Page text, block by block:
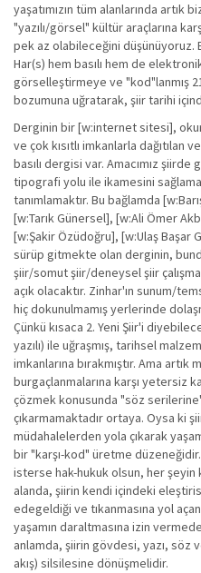
yaşatımızın tüm alanlarında artık
"yazılı/görsel" kültür araçlarına
pek az olabileceğini düşünüyoruz.
Har(s) hem basılı hem de
görselleştirmeye ve "kod"lanmış 21.
bozumuna uğratarak, şiir tarihi
Derginin bir [w:internet sitesi],
ve çok kısıtlı imkanlarla
basılı dergisi var. Amacımız
tipografi yolu ile ikamesini
tanımlamaktır. Bu bağlamda
[w:Tarık Günersel], [w:Ali Ömer
[w:Şakir Özüdoğru], [w:Ulaş Başar
sürüp gitmekte olan derginin,
şiir/somut şiir/deneysel şiir
açık olacaktır. Zinhar'ın sunum/
hiç dokunulmamış yerlerinde
Çünkü kısaca 2. Yeni Şiir'i
yazılı) ile uğraşmış, tarihsel
imkanlarına bırakmıştır. Ama artık
burgaçlanmalarına karşı yetersiz
çözmek konusunda "söz
çıkarmamaktadır ortaya. Oysa ki
müdahalelerden yola çıkarak
bir "karşı-kod" üretme
isterse hak-hukuk olsun, her
alanda, şiirin kendi içindeki
edegeldiği ve tıkanmasına yol
yaşamın daraltmasına izin
anlamda, şiirin gövdesi, yazı,
akış) silsilesine dönüşmelidir.